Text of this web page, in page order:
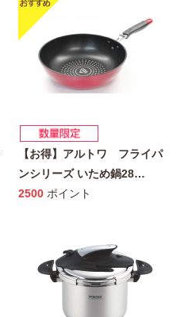
【お得】アルトワ フライパ
ンシリーズ いため鍋28…
2500 ポイント